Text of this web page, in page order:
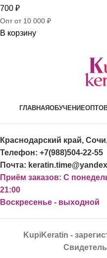
700 ₽
Опт от 10 000 ₽
В корзину
ГЛАВНАЯОБУЧЕНИЕ
Краснодарский край,
Телефон: +7(988)504-22-55
Почта:
Приём заказов: С
21:00
Воскресенье - выходной
KupiKeratin -